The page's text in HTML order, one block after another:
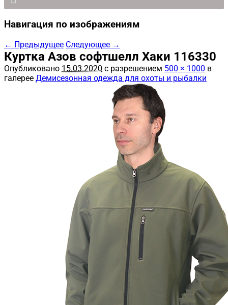
Навигация по изображениям
← Предыдущее Следующее →
Куртка Азов софтшелл Хаки 116330
Опубликовано 15.03.2020 с разрешением 500 × 1000 в
галерее Демисезонная одежда для охоты и рыбалки